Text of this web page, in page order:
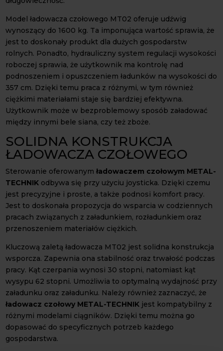
Model ładowacza czołowego MT02 oferuje udźwig
wynoszący do 1600 kg. Ta imponująca wartość sprawia, że
jest to doskonały produkt dla dużych gospodarstw
rolnych. Ponadto, hydrauliczny system regulacji wysokości
roboczej sprawia, że użytkownik ma kontrolę nad
podnoszeniem i opuszczeniem ładunków na wysokości do
357 cm. Dzięki temu praca z różnymi, w tym również
ciężkimi materiałami staje się bardziej efektywna.
Użytkownik może w bezproblemowy sposób załadować
między innymi bele siana, czy też zboże.
SOLIDNA KONSTRUKCJA
ŁADOWACZA CZOŁOWEGO
Sterowanie oferowanymładowaczem czołowym METAL-
TECHNIK odbywa się przy użyciu joysticka. Dzięki czemu
jest precyzyjne i proste, a także podnosi komfort pracy.
Jest to doskonała propozycja do wsparcia w codziennych
pracach związanych z załadunkiem, rozładunkiem oraz
przenoszeniem materiałów ciężkich.
Kluczową zaletą ładowacza MT02 jest solidna konstrukcja
wsporcza. Zapewnia ona stabilność oraz trwałość podczas
pracy. Kąt czerpania wynosi 30 stopni, natomiast kąt
wysypu 62 stopni. Umożliwia to optymalną wydajność przy
załadunku oraz załadunku. Należy również zaznaczyć, że
ładowacz czołowy METAL-TECHNIK jest kompatybilny z
różnymi modelami ciągników. Dzięki temu można go
dopasować do specyficznych potrzeb każdego
gospodarstwa.